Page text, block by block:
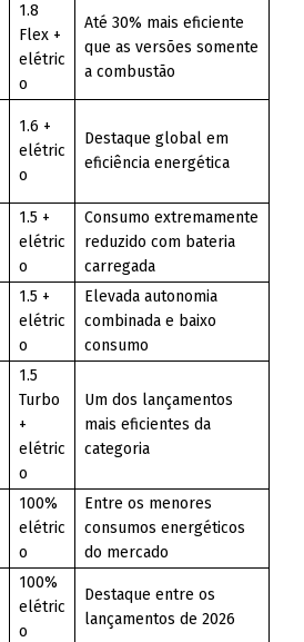
1.8
Flex +
elétric
o
Até 30% mais eficiente
que as versões somente
a combustão
1.6 +
elétric
o
Destaque global em
eficiência energética
1.5 +
elétric
o
Consumo extremamente
reduzido com bateria
carregada
1.5 +
elétric
o
Elevada autonomia
combinada e baixo
consumo
1.5
Turbo
+
elétric
o
Um dos lançamentos
mais eficientes da
categoria
100%
elétric
o
Entre os menores
consumos energéticos
do mercado
100%
elétric
o
Destaque entre os
lançamentos de 2026